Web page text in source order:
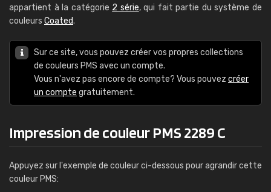
appartient à la catégorie 2 série, qui fait partie du système de
couleurs Coated.
Sur ce site, vous pouvez créer vos propres collections
de couleurs PMS avec un compte.
Vous n'avez pas encore de compte? Vous pouvez créer
un compte gratuitement.
Impression de couleur PMS 2289 C
Appuyez sur l'exemple de couleur ci-dessous pour agrandir cette
couleur PMS: